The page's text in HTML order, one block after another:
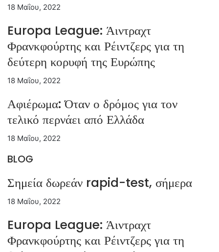
18 Μαΐου, 2022
Europa League: Άιντραχτ
Φρανκφούρτης και Ρέιντζερς για τη
δεύτερη κορυφή της Ευρώπης
18 Μαΐου, 2022
Αφιέρωμα: Όταν ο δρόμος για τον
τελικό περνάει από Ελλάδα
18 Μαΐου, 2022
BLOG
Σημεία δωρεάν rapid-test, σήμερα
18 Μαΐου, 2022
Europa League: Άιντραχτ
Φρανκφούρτης και Ρέιντζερς για τη